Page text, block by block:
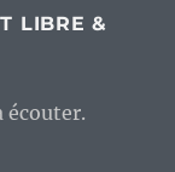
LIBRE &
écouter.